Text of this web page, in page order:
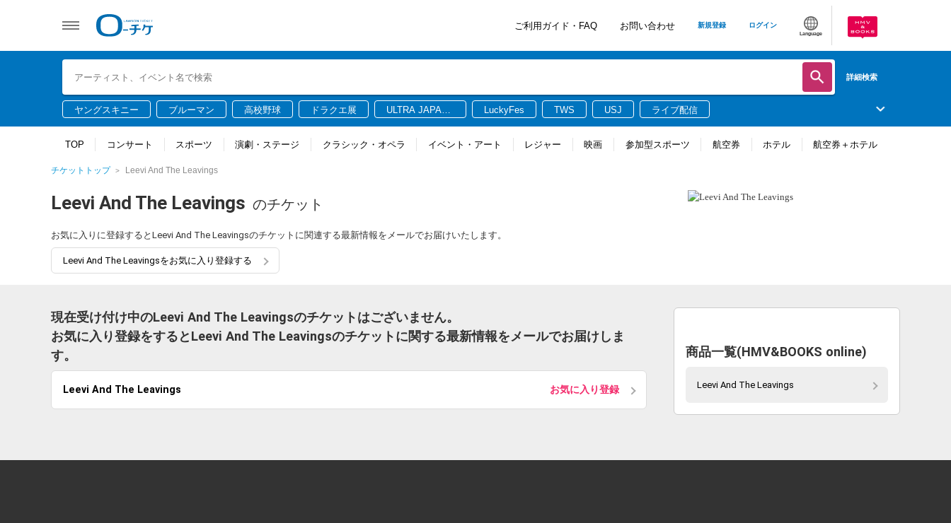
ご利用ガイド・FAQ お問い合わせ 新規登録 ログイン
Language
詳細検索
ヤングスキニー ブルーマン 高校野球 ドラクエ展
ULTRA JAPAN
LuckyFes TWS USJ ライブ配信
TOP コンサート スポーツ 演劇・ステージ クラシック・オペラ イベント・アート レジャー 映画 参加型スポーツ 航空券 ホテル 航空券＋ホテル
チケットトップ Leevi And The Leavings
Leevi And The Leavings のチケット
お気に入りに登録するとLeevi And The Leavingsのチケットに関連する最新情報をメールでお届けいたします。
Leevi And The Leavingsをお気に入り登録する
現在受け付け中のLeevi And The Leavingsのチケットはございません。
お気に入り登録をするとLeevi And The Leavingsのチケットに関する最新情報をメールでお届けしま
す。
Leevi And The Leavings お気に入り登録
商品一覧(HMV&BOOKS online)
Leevi And The Leavings